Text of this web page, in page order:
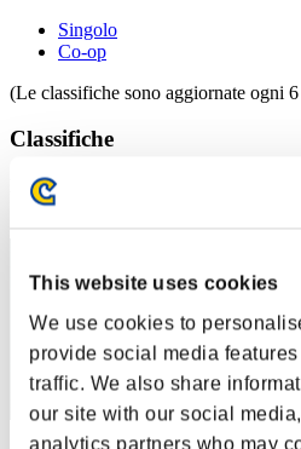
This website uses cookies
We use cookies to
provide social media
traffic. We also share
our site with our social
analytics partners who may
Singolo
Co-op
(Le classifiche sono aggiornate ogni
Classifiche
Posizione